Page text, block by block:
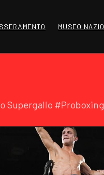
MUSEO
Supergallo #Proboxing